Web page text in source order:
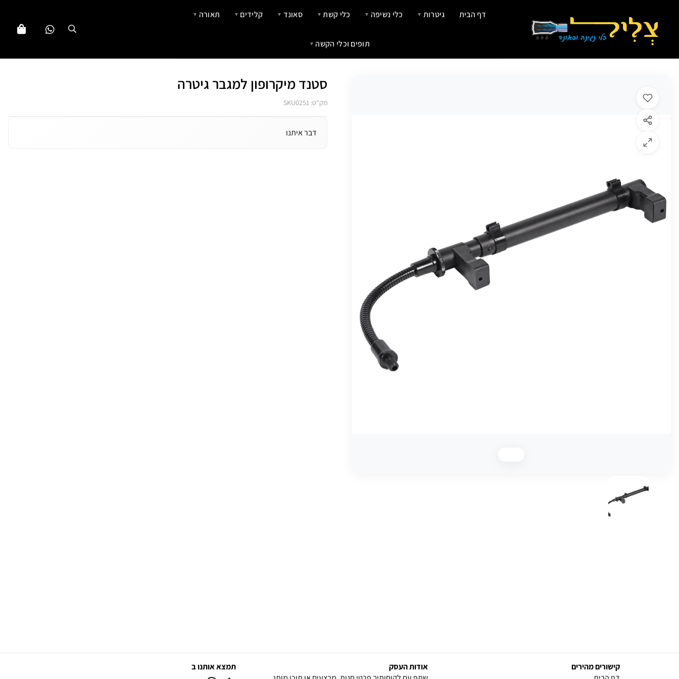
דף הבית גיטרות ▼ כלי נשיפה ▼ כלי קשת ▼ סאונד ▼ קלידים ▼ תאורה ▼
תופים וכלי הקשה ▼
סטנד מיקרופון למגבר גיטרה
מק"ט: SKU0251
דבר איתנו
קישורים מהירים
אודות העסק
תמצא אותנו ב